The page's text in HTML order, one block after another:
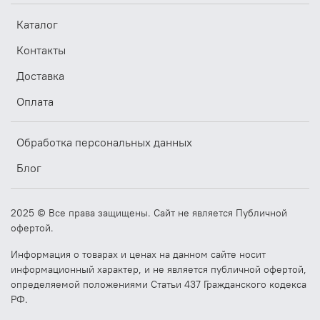
Каталог
Контакты
Доставка
Оплата
Обработка персональных данных
Блог
2025 © Все права защищены. Сайт не является Публичной
офертой.
Информация о товарах и ценах на данном сайте носит
информационный характер, и не является публичной офертой,
определяемой положениями Статьи 437 Гражданского кодекса
РФ.